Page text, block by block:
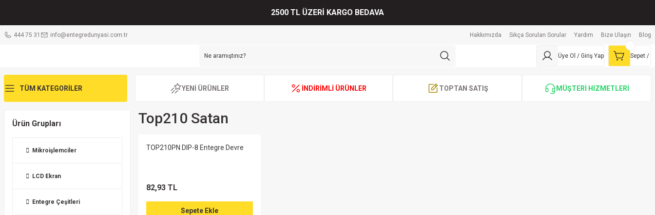
2500 TL ÜZERİ KARGO BEDAVA
444 75 31 info@entegredunyasi.com.tr Hakkımızda Sıkça Sorulan Sorular Yardım Bize Ulaşın Blog
Üye Ol / Giriş Yap Sepet /
TÜM KATEGORİLER YENİ ÜRÜNLER İNDİRİMLİ ÜRÜNLER TOPTAN SATIŞ MÜŞTERİ HİZMETLERİ
Ürün Grupları
Mikroişlemciler
LCD Ekran
Entegre Çeşitleri
Top210 Satan
TOP210PN DIP-8 Entegre Devre
82,93 TL
Sepete Ekle